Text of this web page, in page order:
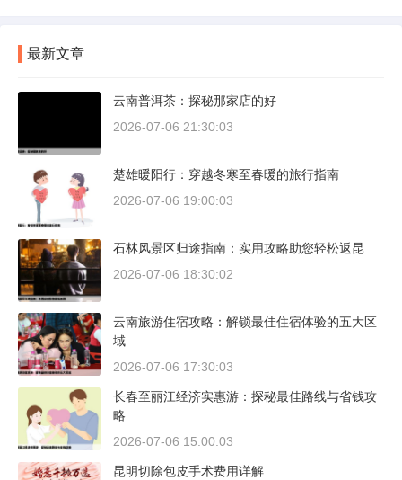
最新文章
云南普洱茶：探秘那家店的好
2026-07-06 21:30:03
楚雄暖阳行：穿越冬寒至春暖的旅行指南
2026-07-06 19:00:03
石林风景区归途指南：实用攻略助您轻松返昆
2026-07-06 18:30:02
云南旅游住宿攻略：解锁最佳住宿体验的五大区
域
2026-07-06 17:30:03
长春至丽江经济实惠游：探秘最佳路线与省钱攻
略
2026-07-06 15:00:03
昆明切除包皮手术费用详解